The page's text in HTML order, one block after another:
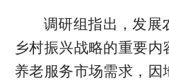
调研组指出，发展
乡村振兴战略的重要
养老服务市场需求，因